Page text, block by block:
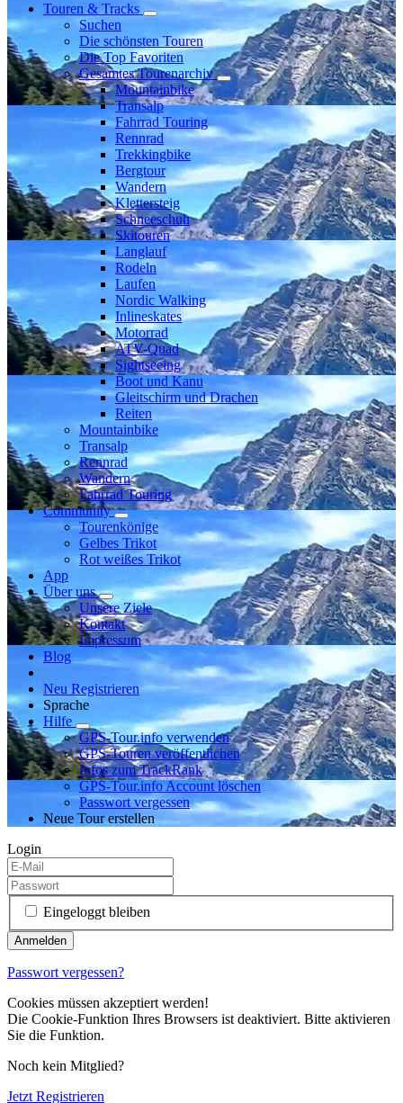
Touren & Tracks
Suchen
Die schönsten Touren
Die Top Favoriten
Gesamtes Tourenarchiv
Mountainbike
Transalp
Fahrrad Touring
Rennrad
Trekkingbike
Bergtour
Wandern
Klettersteig
Schneeschuh
Skitouren
Langlauf
Rodeln
Laufen
Nordic Walking
Inlineskates
Motorrad
ATV-Quad
Sightseeing
Boot und Kanu
Gleitschirm und Drachen
Reiten
Mountainbike
Transalp
Rennrad
Wandern
Fahrrad Touring
Community
Tourenkönige
Gelbes Trikot
Rot weißes Trikot
App
Über uns
Unsere Ziele
Kontakt
Impressum
Blog
Neu Registrieren
Sprache
Hilfe
GPS-Tour.info verwenden
GPS-Touren veröffentlichen
Infos zum TrackRank
GPS-Tour.info Account löschen
Passwort vergessen
Neue Tour erstellen
Login
Eingeloggt bleiben
Passwort vergessen?
Cookies müssen akzeptiert werden!
Die Cookie-Funktion Ihres Browsers ist deaktiviert. Bitte aktivieren
Sie die Funktion.
Noch kein Mitglied?
Jetzt Registrieren